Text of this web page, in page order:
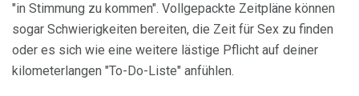
"in Stimmung zu kommen". Vollgepackte Zeitpläne können
sogar Schwierigkeiten bereiten, die Zeit für Sex zu finden
oder es sich wie eine weitere lästige Pflicht auf deiner
kilometerlangen "To-Do-Liste" anfühlen.